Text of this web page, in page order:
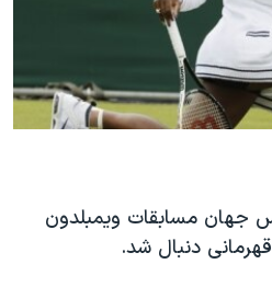
جهان مسابقات ویمبلدون
قهرمانی دنبال شد.